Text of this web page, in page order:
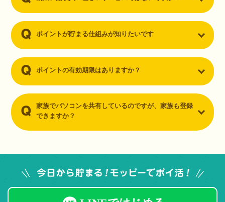
ポイントが貯まる仕組みが知りたいです
ポイントの有効期限はありますか？
家族でパソコンを共有しているのですが、家族も登録
できますか？